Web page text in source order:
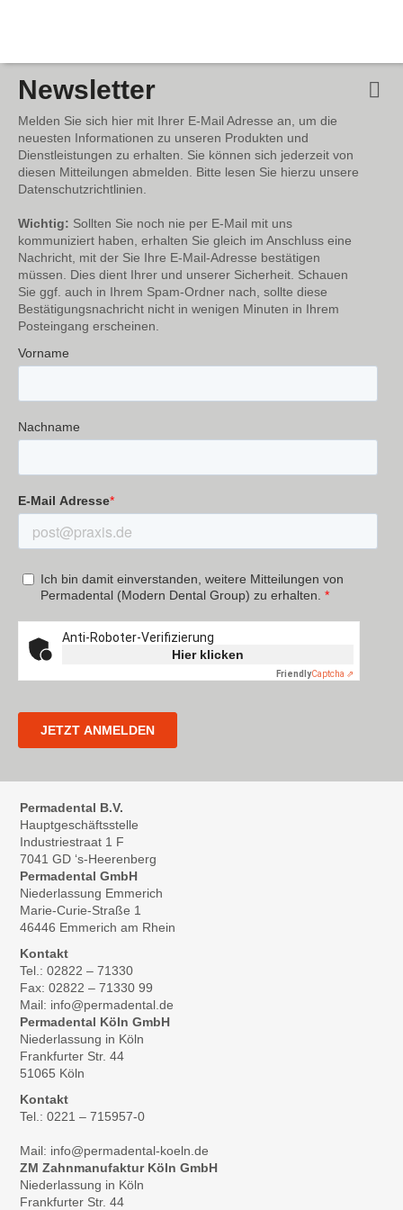
Newsletter
Melden Sie sich hier mit Ihrer E-Mail Adresse an, um die
neuesten Informationen zu unseren Produkten und
Dienstleistungen zu erhalten. Sie können sich jederzeit von
diesen Mitteilungen abmelden. Bitte lesen Sie hierzu unsere
Datenschutzrichtlinien.
Wichtig: Sollten Sie noch nie per E-Mail mit uns
kommuniziert haben, erhalten Sie gleich im Anschluss eine
Nachricht, mit der Sie Ihre E-Mail-Adresse bestätigen
müssen. Dies dient Ihrer und unserer Sicherheit. Schauen
Sie ggf. auch in Ihrem Spam-Ordner nach, sollte diese
Bestätigungsnachricht nicht in wenigen Minuten in Ihrem
Posteingang erscheinen.
Permadental B.V.
Hauptgeschäftsstelle
Industriestraat 1 F
7041 GD ‘s-Heerenberg
Permadental GmbH
Niederlassung Emmerich
Marie-Curie-Straße 1
46446 Emmerich am Rhein
Kontakt
Tel.: 02822 – 71330
Fax: 02822 – 71330 99
Mail: info@permadental.de
Permadental Köln GmbH
Niederlassung in Köln
Frankfurter Str. 44
51065 Köln
Kontakt
Tel.: 0221 – 715957-0
Mail: info@permadental-koeln.de
ZM Zahnmanufaktur Köln GmbH
Niederlassung in Köln
Frankfurter Str. 44